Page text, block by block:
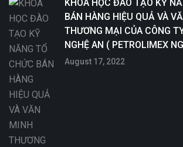
KHÓA HỌC ĐÀO TẠO KỸ
BÁN HÀNG HIỆU QUẢ VÀ
THƯƠNG MẠI CỦA CÔNG
NGHỆ AN ( PETROLIMEX
August 17, 2022